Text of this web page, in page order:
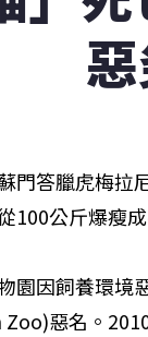
門答臘虎梅拉
100公斤爆瘦
園因飼養環境
惡名。